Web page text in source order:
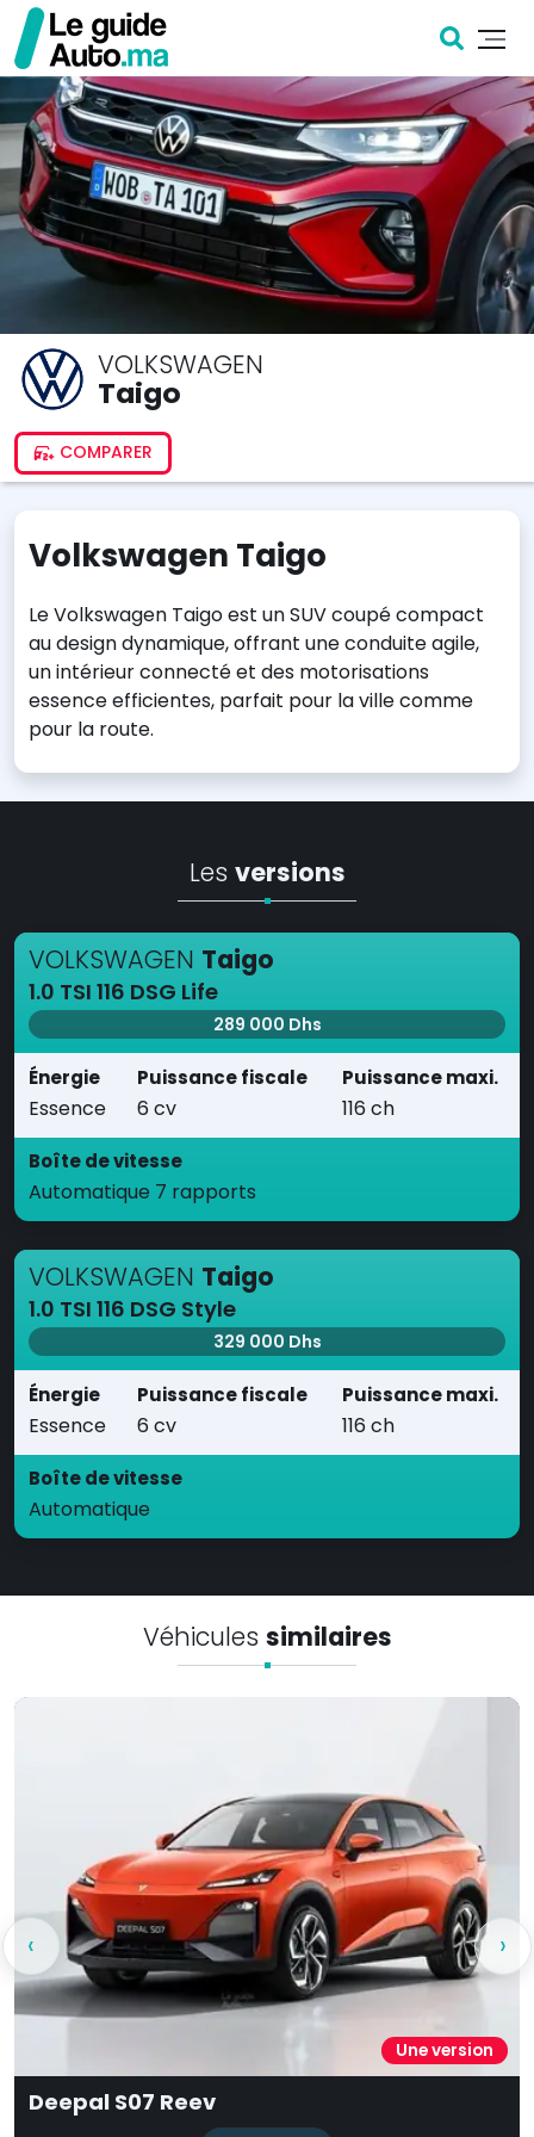
VOLKSWAGEN
Taigo
COMPARER
Volkswagen Taigo
Le Volkswagen Taigo est un SUV coupé compact
au design dynamique, offrant une conduite agile,
un intérieur connecté et des motorisations
essence efficientes, parfait pour la ville comme
pour la route.
Les versions
VOLKSWAGEN Taigo
1.0 TSI 116 DSG Life
289 000 Dhs
Énergie
Essence
Puissance fiscale
6 cv
Puissance maxi.
116 ch
Boîte de vitesse
Automatique 7 rapports
VOLKSWAGEN Taigo
1.0 TSI 116 DSG Style
329 000 Dhs
Énergie
Essence
Puissance fiscale
6 cv
Puissance maxi.
116 ch
Boîte de vitesse
Automatique
Véhicules similaires
Une version
Deepal S07 Reev
‹ ›